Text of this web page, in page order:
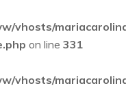
vhosts/
on line 331
vhosts/